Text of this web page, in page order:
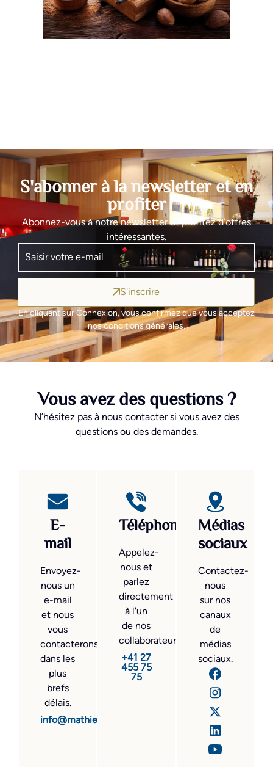
S'abonner à la newsletter et en
profiter
Abonnez-vous à notre newsletter et profitez d’offres
intéressantes.
S'inscrire
En cliquant sur Connexion, vous confirmez que vous acceptez
nos conditions générales.
Vous avez des questions ?
N’hésitez pas à nous contacter si vous avez des
questions ou des demandes.
E-
mail
Envoyez-
nous un
e-mail
et nous
vous
contacterons
dans les
plus
brefs
délais.
info@mathier.com
Téléphone
Appelez-
nous et
parlez
directement
à l'un
de nos
collaborateurs.
+41 27
455 75
75
Médias
sociaux
Contactez-
nous
sur nos
canaux
de
médias
sociaux.